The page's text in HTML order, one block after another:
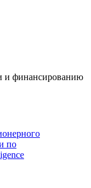
и финансированию
по